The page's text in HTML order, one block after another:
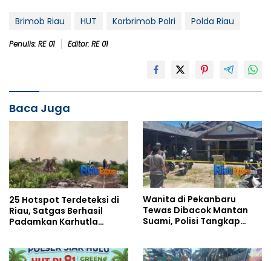
Brimob Riau HUT Korbrimob Polri Polda Riau
Penulis: RE 01 Editor: RE 01
Baca Juga
25 Hotspot Terdeteksi di
Riau, Satgas Berhasil
Padamkan Karhutla
Wanita di Pekanbaru
Tewas Dibacok Mantan
Suami, Polisi Tangkap